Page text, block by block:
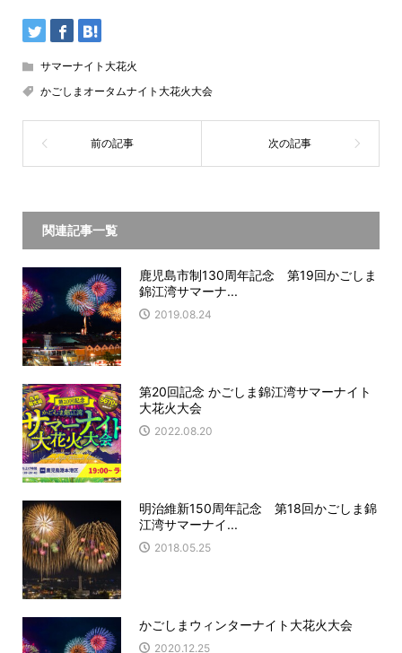
サマーナイト大花火
かごしまオータムナイト大花火大会
関連記事一覧
鹿児島市制130周年記念 第19回かごしま
錦江湾サマーナ...
2019.08.24
第20回記念 かごしま錦江湾サマーナイト
大花火大会
2022.08.20
明治維新150周年記念 第18回かごしま錦
江湾サマーナイ...
2018.05.25
かごしまウィンターナイト大花火大会
2020.12.25